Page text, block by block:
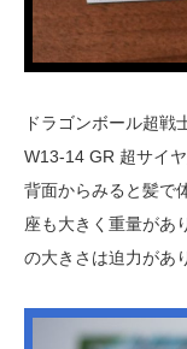
ドラゴンボール超戦
W13-14 GR 超サイ
背面からみると髪で
座も大きく重量があ
の大きさは迫力があ